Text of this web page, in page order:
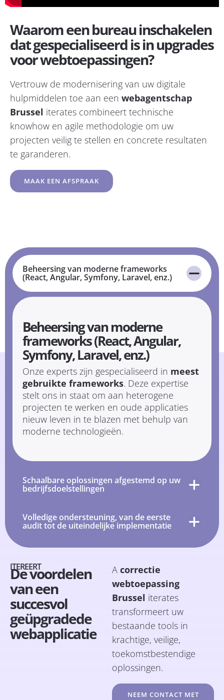
Waarom een bureau inschakelen
dat gespecialiseerd is in upgrades
voor webtoepassingen?
Vertrouw de modernisering van uw digitale
hulpmiddelen toe aan een webagentschap
Brussel iterates combineert technische
knowhow en agile methodologie om uw
projecten veilig te stellen en concrete resultaten
te garanderen.
MAAK EEN AFSPRAAK
Beheersing van moderne frameworks
(React, Angular, Symfony, Laravel, enz.)
Beheersing van moderne
frameworks (React, Angular,
Symfony, Laravel, enz.)
Onze experts zijn gespecialiseerd in meest
gebruikte frameworks. Deze expertise
stelt ons in staat om aan heterogene
projecten te werken en oude applicaties
nieuw leven in te blazen met behulp van
moderne technologieën.
Schaalbare oplossingen afgestemd op uw
bedrijfsdoelstellingen
Volledige ondersteuning, van de eerste
audit tot de uiteindelijke implementatie
ITEREERT
De voordelen
van een
succesvol
geüpgradede
webapplicatie
A correctie
webtoepassing
Brussel iterates
transformeert uw
bestaande tools in
krachtige, veilige,
toekomstbestendige
oplossingen.
NEEM CONTACT MET